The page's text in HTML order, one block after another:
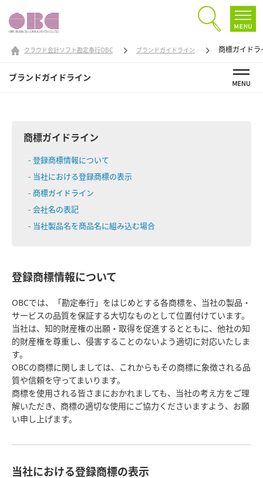
クラウド会計ソフト勘定奉行OBC ブランドガイドライン 商標ガイドラ
ブランドガイドライン
商標ガイドライン
登録商標情報について
当社における登録商標の表示
商標ガイドライン
会社名の表記
当社製品名を商品名に組み込む場合
登録商標情報について
OBCでは、「勘定奉行」をはじめとする各商標を、当社の製品・
サービスの品質を保証する大切なものとして位置付けています。
当社は、知的財産権の出願・取得を促進するとともに、他社の知
的財産権を尊重し、侵害することのないよう適切に対応いたしま
す。
OBCの商標に関しましては、これからもその商標に象徴される品
質や信頼を守ってまいります。
商標を使用される皆さまにおかれましても、当社の考え方をご理
解いただき、商標の適切な使用にご協力くださいますよう、お願
い申し上げます。
当社における登録商標の表示